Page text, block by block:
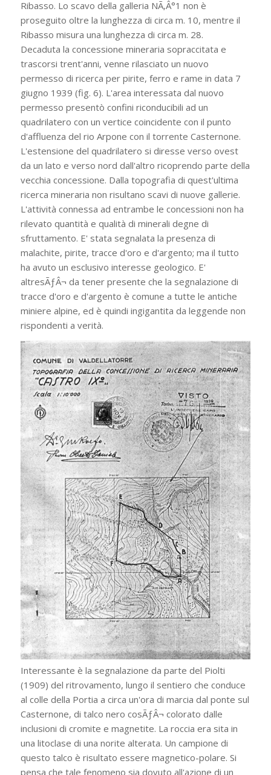
Ribasso. Lo scavo della galleria NÃ‚Â°1 non è
proseguito oltre la lunghezza di circa m. 10, mentre il
Ribasso misura una lunghezza di circa m. 28.
Decaduta la concessione mineraria sopraccitata e
trascorsi trent'anni, venne rilasciato un nuovo
permesso di ricerca per pirite, ferro e rame in data 7
giugno 1939 (fig. 6). L'area interessata dal nuovo
permesso presentò confini riconducibili ad un
quadrilatero con un vertice coincidente con il punto
d'affluenza del rio Arpone con il torrente Casternone.
L'estensione del quadrilatero si diresse verso ovest
da un lato e verso nord dall'altro ricoprendo parte della
vecchia concessione. Dalla topografia di quest'ultima
ricerca mineraria non risultano scavi di nuove gallerie.
L'attività connessa ad entrambe le concessioni non ha
rilevato quantità e qualità di minerali degne di
sfruttamento. E' stata segnalata la presenza di
malachite, pirite, tracce d'oro e d'argento; ma il tutto
ha avuto un esclusivo interesse geologico. E'
altresÃƒÂ¬ da tener presente che la segnalazione di
tracce d'oro e d'argento è comune a tutte le antiche
miniere alpine, ed è quindi ingigantita da leggende non
rispondenti a verità.
Interessante è la segnalazione da parte del Piolti
(1909) del ritrovamento, lungo il sentiero che conduce
al colle della Portia a circa un'ora di marcia dal ponte sul
Casternone, di talco nero cosÃƒÂ¬ colorato dalle
inclusioni di cromite e magnetite. La roccia era sita in
una litoclase di una norite alterata. Un campione di
questo talco è risultato essere magnetico-polare. Si
pensa che tale fenomeno sia dovuto all'azione di un